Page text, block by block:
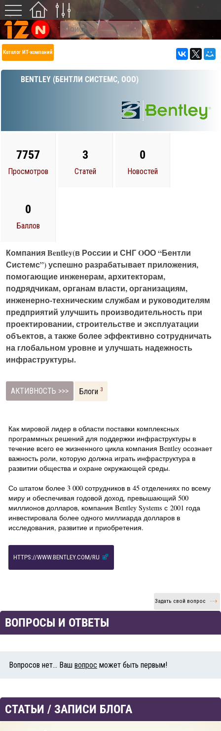
Каталог ИТ-компаний
BENTLEY (БЕНТЛИ СИСТЕМС, ООО)
7757
Просмотров
3
Статей
0
Новостей
0
Баллов
Компания Bentley(в России и СНГ OОО “Бентли
Системс”) успешно разрабатывает приложения,
помогающие инженерам, архитекторам,
подрядчикам, органам власти, организациям,
инженерно-техническим службам и руководителям
предприятий улучшить производительность при
проектировании, строительстве и эксплуатации
объектов, а также более эффективно сотрудничать
на глобальном уровне и улучшать надежность
инфраструктуры.
АКТИВНОСТЬ >>> Блоги 3
Как мировой лидер в области поставки комплексных
программных решений для поддержки инфраструктуры в
течение всего ее жизненного цикла компания Bentley осознает
важность роли, которую должна играть инфраструктура в
развитии общества и охране окружающей среды.
Со штатом более 3 000 сотрудников в 45 отделениях по всему
миру и обеспечивая годовой доход, превышающий 500
миллионов долларов, компания Bentley Systems с 2001 года
инвестировала более одного миллиарда долларов в
исследования, развитие и приобретения.
HTTPS://WWW.BENTLEY.COM/RU
Задать свой вопрос
ВОПРОСЫ И ОТВЕТЫ
Вопросов нет... Ваш вопрос может быть первым!
СТАТЬИ / ЗАПИСИ БЛОГА